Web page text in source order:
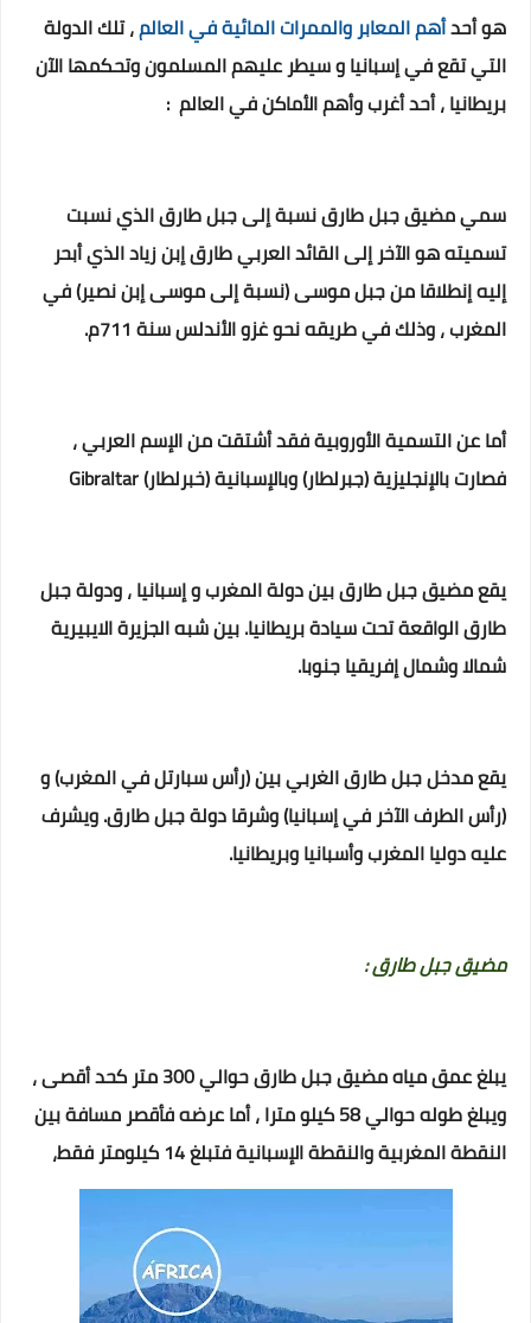
هو أحدأهم المعابر والممرات المائية في العالم، تلك الدولة
التي تقع في إسبانيا و سيطر عليهم المسلمون وتحكمها الآن
بريطانيا ، أحد أغرب وأهم الأماكن في العالم :
سمي مضيق جبل طارق نسبة إلى جبل طارق الذي نسبت
تسميته هو الآخر إلى القائد العربي طارق إبن زياد الذي أبحر
إليه إنطلاقا من جبل موسى (نسبة إلى موسى إبن نصير) في
المغرب ، وذلك في طريقه نحو غزو الأندلس سنة 711م.
أما عن التسمية الأوروبية فقد أشتقت من الإسم العربي ،
فصارت بالإنجليزية (جبرلطار) وبالإسبانية (خبرلطار) Gibraltar
يقع مضيق جبل طارق بين دولة المغرب و إسبانيا ، ودولة جبل
طارق الواقعة تحت سيادة بريطانيا. بين شبه الجزيرة الايبيرية
شمالا وشمال إفريقيا جنوبا.
يقع مدخل جبل طارق الغربي بين (رأس سبارتل في المغرب) و
(رأس الطرف الآخر في إسبانيا) وشرقا دولة جبل طارق. ويشرف
عليه دوليا المغرب وأسبانيا وبريطانيا.
مضيق جبل طارق :
يبلغ عمق مياه مضيق جبل طارق حوالي 300 متر كحد أقصى ،
ويبلغ طوله حوالي 58 كيلو مترا ، أما عرضه فأقصر مسافة بين
النقطة المغربية والنقطة الإسبانية فتبلغ 14 كيلومتر فقط،